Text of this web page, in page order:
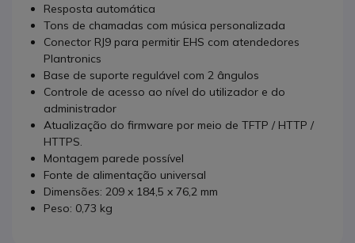
Resposta automática
Tons de chamadas com música personalizada
Conector RJ9 para permitir EHS com atendedores
Plantronics
Base de suporte regulável com 2 ângulos
Controle de acesso ao nível do utilizador e do
administrador
Atualização do firmware por meio de TFTP / HTTP /
HTTPS.
Montagem parede possível
Fonte de alimentação universal
Dimensões: 209 x 184,5 x 76,2 mm
Peso: 0,73 kg